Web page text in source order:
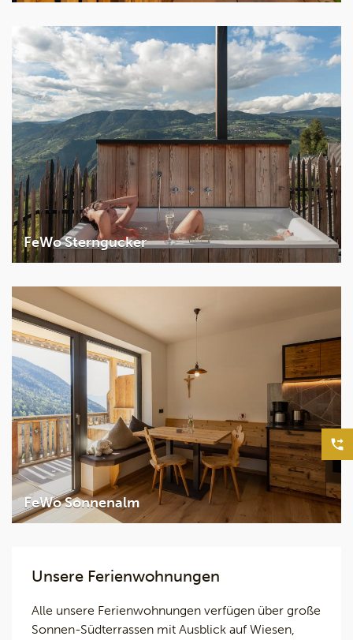
2 Schlafzimmer
55m
2 - 5 Personen
Details
FeWo Sterngucker
2 Schlafzimmer
65m
2 - 5 Personen
Details
FeWo Sonnenalm
40m2
Unsere Ferienwohnungen
Alle unsere Ferienwohnungen verfügen über große
Sonnen-Südterrassen mit Ausblick auf Wiesen,